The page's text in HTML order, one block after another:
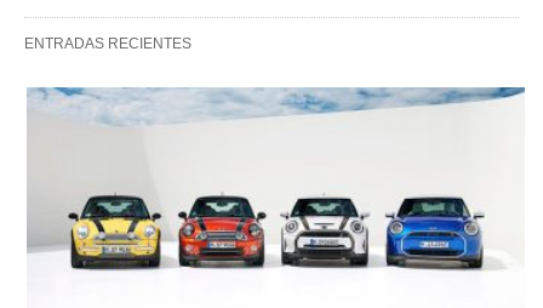
ENTRADAS RECIENTES